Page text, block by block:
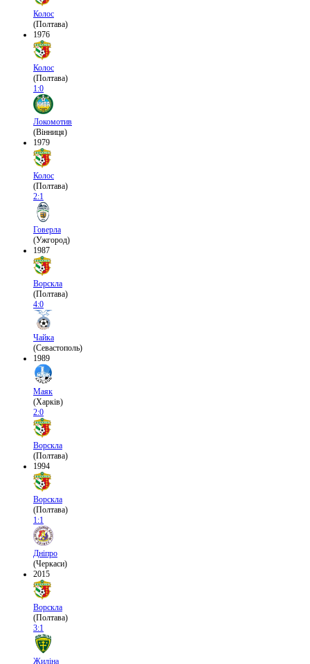
Колос
(Полтава)
1976
Колос
(Полтава)
1:0
Локомотив
(Вінниця)
1979
Колос
(Полтава)
2:1
Говерла
(Ужгород)
1987
Ворскла
(Полтава)
4:0
Чайка
(Севастополь)
1989
Маяк
(Харків)
2:0
Ворскла
(Полтава)
1994
Ворскла
(Полтава)
1:1
Дніпро
(Черкаси)
2015
Ворскла
(Полтава)
3:1
Жиліна